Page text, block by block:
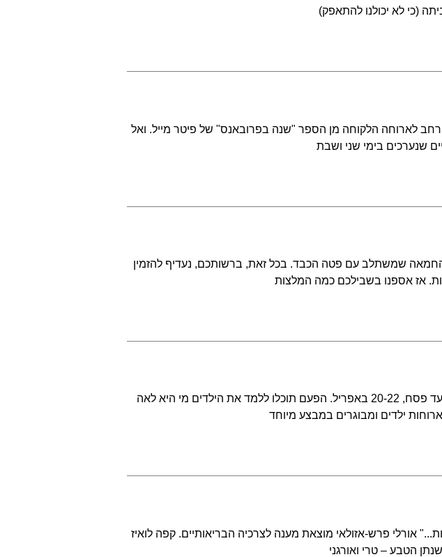
(כי לא יכולנו להתאפק)
לארוחה הלקוחה מן הספר "שנה בפרובאנס" של פיטר מייל. ואל
שנערכים בימי שני ושבת
שמשתלב עם פטה הכבד. בכל זאת, ברשותכם, נעדיף להזמין
אז אספנו בשבילכם כמה המלצות
פסטיבל חיפה הבינלאומי להצגות ילדים שוב מגיע לעיר, בחול המועד פסח, 20-22 באפריל. הפעם תוכלו ללמד את הילדים מי היא לאה
ילדים ומבוגרים במבצע מיוחד
אורלי פרש-אזולאי מוצאת מענה לצרכיה הבריאותיים. קפה לואיז
הטבע – טרי ואורגני